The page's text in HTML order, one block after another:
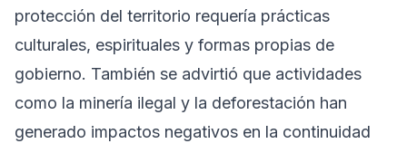
protección del territorio requería prácticas
culturales, espirituales y formas propias de
gobierno. También se advirtió que actividades
como la minería ilegal y la deforestación han
generado impactos negativos en la continuidad